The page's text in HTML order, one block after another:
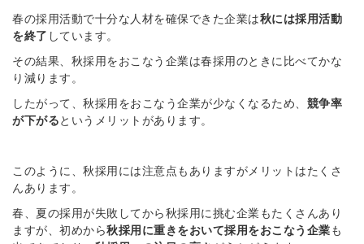
春の採用活動で十分な人材を確保できた企業は秋には採用活動
を終了 しています。
その結果、秋採用をおこなう企業は春採用のときに比べてかな
り減ります。
したがって、秋採用をおこなう企業が少なくなるため、 競争率
が下がるというメリットがあります。
このように、秋採用には注意点もありますがメリットはたくさ
んあります。
春、夏の採用が失敗してから秋採用に挑む企業もたくさんあり
ますが、初めから秋採用に重きをおいて採用をおこなう企業も
ログイン
許可なく投稿すること
せん
みんなの採用部があなたの許可なく投稿すること